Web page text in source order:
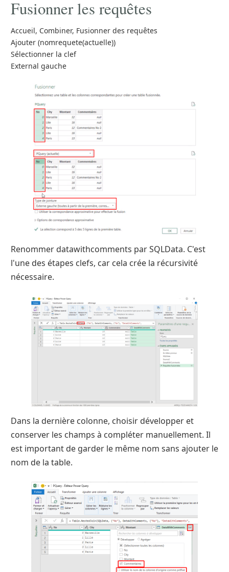
Fusionner les requêtes
Accueil, Combiner, Fusionner des requêtes
Ajouter (nomrequete(actuelle))
Sélectionner la clef
External gauche
Renommer datawithcomments par SQLData. C'est
l'une des étapes clefs, car cela crée la récursivité
nécessaire.
Dans la dernière colonne, choisir développer et
conserver les champs à compléter manuellement. Il
est important de garder le même nom sans ajouter le
nom de la table.